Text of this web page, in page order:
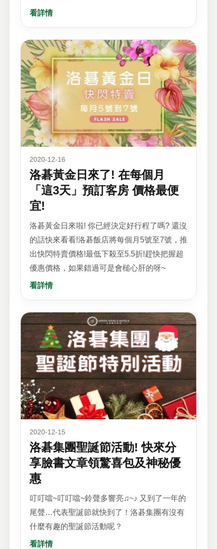
看詳情
2020-12-16
洛碁黃金日來了! 在每個月
「這3天」預訂客房 價格最便
宜!
洛碁黃金日來啦! 你已經決定好行程了嗎? 還沒
的話快來看看!洛碁飯店將每個月5號至7號，推
出快閃特賣價格!最低下殺至5.5折!趕快把握超
優惠價格，如果錯過可是會槌心肝的呀~
看詳情
2020-12-15
洛碁集團聖誕節活動! 快來分
享臉書文章領驚喜包及神秘優
惠
叮叮噹~叮叮噹~鈴聲多響亮♫~♪ 又到了一年的
尾聲…代表聖誕節就快到了！洛碁集團有沒有
什麼有趣的聖誕節活動呢？
看詳情